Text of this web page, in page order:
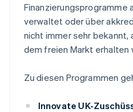
Finanzierungsprogramme
verwaltet oder über
nicht immer sehr bekannt,
dem freien Markt erhalten
Zu diesen Programmen
Innovate UK-